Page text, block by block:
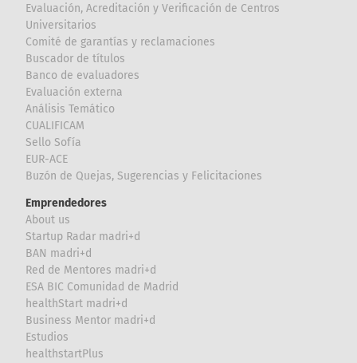
Evaluación, Acreditación y Verificación de Centros
Universitarios
Comité de garantías y reclamaciones
Buscador de títulos
Banco de evaluadores
Evaluación externa
Análisis Temático
CUALIFICAM
Sello Sofía
EUR-ACE
Buzón de Quejas, Sugerencias y Felicitaciones
Emprendedores
About us
Startup Radar madri+d
BAN madri+d
Red de Mentores madri+d
ESA BIC Comunidad de Madrid
healthStart madri+d
Business Mentor madri+d
Estudios
healthstartPlus